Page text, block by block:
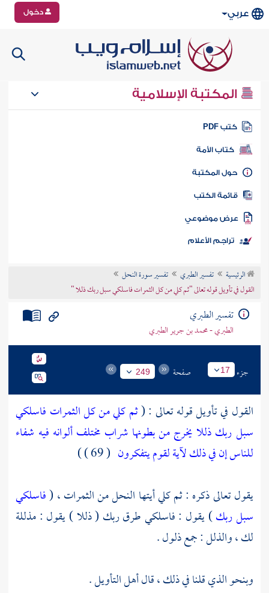
عربي دخول
المكتبة الإسلامية
كتب PDF
كتاب الأمة
المكتبة
الكتب
موضوعي
تراجم الأعلام
الرئيسية تفسير الطبري
تفسير سورة النحل
القول في تأويل قوله تعالى "ثم كلي من كل الثمرات فاسلكي سبل ربك ذللا "
تفسير الطبري
الطبري - محمد بن جرير الطبري
جزء 17 صفحة 249
القول في تأويل قوله تعالى : (ثم كلي من كل الثمرات فاسلكي
سبل ربك ذللا يخرج من بطونها شراب مختلف ألوانه فيه شفاء
للناس إن في ذلك لآية لقوم يتفكرون ( 69 ) )
يقول تعالى ذكره : ثم كلي أيتها النحل من الثمرات ، (فاسلكي
سبل ربك) يقول : فاسلكي طرق ربك ( ذللا ) يقول : مذللة
لك ، والذلل : جمع ذلول .
وبنحو الذي قلنا في ذلك ، قال أهل التأويل .